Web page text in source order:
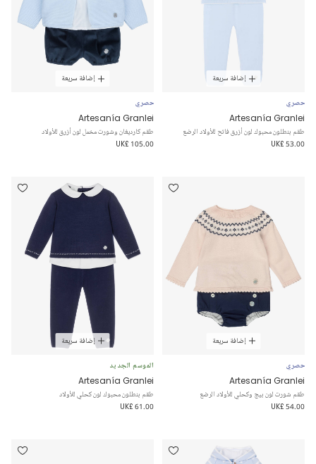
إضافة سريعة
حصري
Artesanía Granlei
طقم بنطلون محبوك لون أزرق فاتح للأولاد الرضع
UK£ 53.00
إضافة سريعة
حصري
Artesanía Granlei
طقم كارديغان وشورت مخمل لون أزرق للأولاد
UK£ 105.00
إضافة سريعة
حصري
Artesanía Granlei
طقم شورت لون بيج وكحلي للأولاد الرضع
UK£ 54.00
إضافة سريعة
الموسم الجديد
Artesanía Granlei
طقم بنطلون محبوك لون كحلي للأولاد
UK£ 61.00